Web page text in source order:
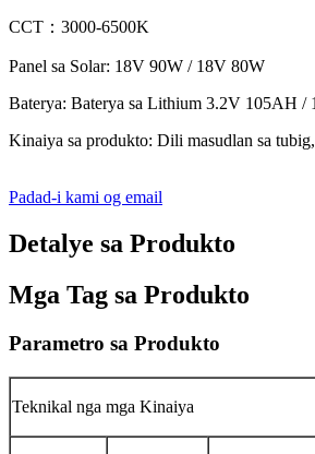
CCT：3000-6500K
Panel sa Solar: 18V 90W / 18V 80W
Baterya: Baterya sa Lithium 3.2V 105AH /
Kinaiya sa produkto: Dili masudlan sa
Padad-i kami og email
Detalye sa Produkto
Mga Tag sa Produkto
Parametro sa Produkto
Teknikal nga mga Kinaiya